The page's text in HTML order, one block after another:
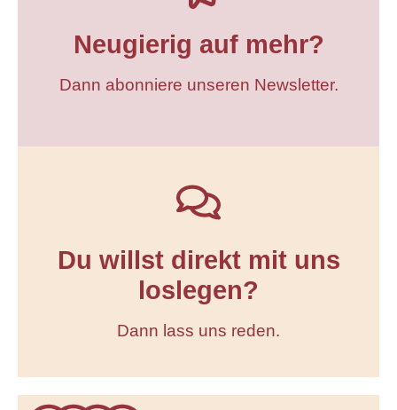
Neugierig auf mehr?
Dann abonniere unseren Newsletter.
Du willst direkt mit uns
loslegen?
Dann lass uns reden.